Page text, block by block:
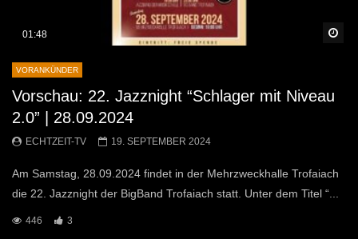
01:48
VORANKÜNDER
Vorschau: 22. Jazznight “Schlager mit Niveau
2.0” | 28.09.2024
ECHTZEIT-TV 19. SEPTEMBER 2024
Am Samstag, 28.09.2024 findet in der Mehrzweckhalle Trofaiach
die 22. Jazznight der BigBand Trofaiach statt. Unter dem Titel “...
446 3